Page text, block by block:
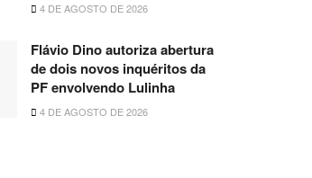
4 DE AGOSTO DE 2026
Flávio Dino autoriza abertura
de dois novos inquéritos da
PF envolvendo Lulinha
4 DE AGOSTO DE 2026